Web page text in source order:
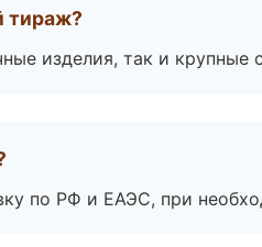
тираж?
изделия, так и
по РФ и ЕАЭС, при